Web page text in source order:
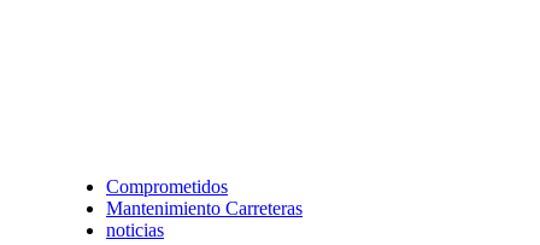
Comprometidos
Mantenimiento Carreteras
noticias